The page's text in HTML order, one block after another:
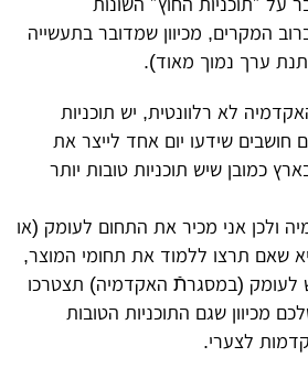
על ״תוכניות החוץ״ השונות
המקרים, מכיוון שמדובר בתעשייה
ערך נמוך מאוד).
לא רלוונטית, יש תוכניות
חושבים שידעו יום אחד לייצר את
כמובן שיש תוכניות טובות יותר
ולכן אני מכיר את התחום לעומק (או
שאם תרצו ללמוד את תחומי המוצר,
לעומק (במסגרתֿ האקדמיה) תצטרכו
מכיוון שגם התוכניות הטובות
לצערי.